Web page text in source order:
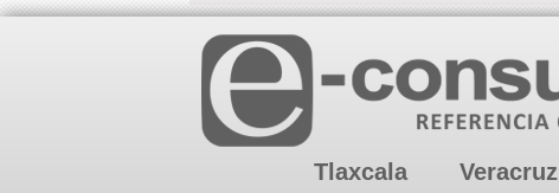
Tlaxcala Veracruz